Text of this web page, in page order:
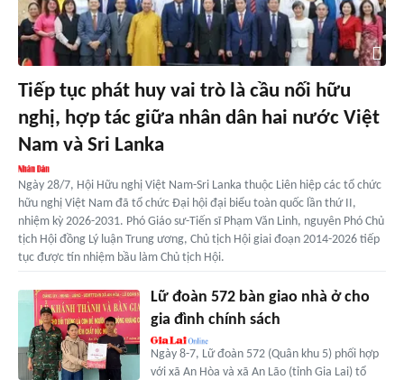
Tiếp tục phát huy vai trò là cầu nối hữu
nghị, hợp tác giữa nhân dân hai nước Việt
Nam và Sri Lanka
Ngày 28/7, Hội Hữu nghị Việt Nam-Sri Lanka thuộc Liên hiệp các tổ chức
hữu nghị Việt Nam đã tổ chức Đại hội đại biểu toàn quốc lần thứ II,
nhiệm kỳ 2026-2031. Phó Giáo sư-Tiến sĩ Phạm Văn Linh, nguyên Phó Chủ
tịch Hội đồng Lý luận Trung ương, Chủ tịch Hội giai đoạn 2014-2026 tiếp
tục được tín nhiệm bầu làm Chủ tịch Hội.
Lữ đoàn 572 bàn giao nhà ở cho
gia đình chính sách
Ngày 8-7, Lữ đoàn 572 (Quân khu 5) phối hợp
với xã An Hòa và xã An Lão (tỉnh Gia Lai) tổ